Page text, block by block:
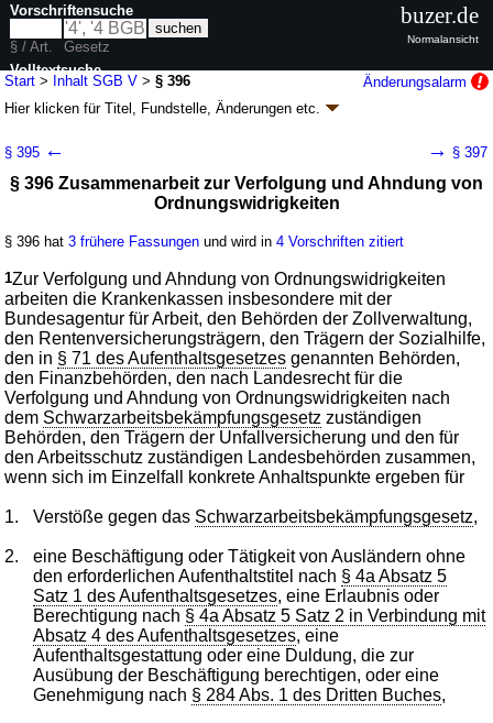
Start > Inhalt SGB V >§ 396
Änderungsalarm
Hier klicken fürTitel, Fundstelle, Änderungen etc.
(V) - Gesetzliche Krankenversicherung - (SGB
V)
Artikel 1G. v. 24.07.2026BGBl. 2026 I Nr. 228
Geltung ab 01.01.1989; FNA: 860-5Sozialgesetzbuch
401 weitere Fassungen | Drucksachen / Entwurf / Begründung |
wird in 2003 Vorschriften zitiert
Dreizehntes Kapitel Straf- und Bußgeldvorschriften
§ 395 ← → § 397
§ 396 Zusammenarbeit zur Verfolgung und Ahndung von
Ordnungswidrigkeiten
§ 396 hat3 frühere Fassungen und wird in4 Vorschriften zitiert
1Zur Verfolgung und Ahndung von Ordnungswidrigkeiten
arbeiten die Krankenkassen insbesondere mit der
Bundesagentur für Arbeit, den Behörden der Zollverwaltung,
den Rentenversicherungsträgern, den Trägern der Sozialhilfe,
den in § 71 des Aufenthaltsgesetzes genannten Behörden,
den Finanzbehörden, den nach Landesrecht für die
Verfolgung und Ahndung von Ordnungswidrigkeiten nach
dem Schwarzarbeitsbekämpfungsgesetz zuständigen
Behörden, den Trägern der Unfallversicherung und den für
den Arbeitsschutz zuständigen Landesbehörden zusammen,
wenn sich im Einzelfall konkrete Anhaltspunkte ergeben für
1. Verstöße gegen das Schwarzarbeitsbekämpfungsgesetz,
2.
eine Beschäftigung oder Tätigkeit von Ausländern ohne
den erforderlichen Aufenthaltstitel nach § 4a Absatz 5
Satz 1 des Aufenthaltsgesetzes, eine Erlaubnis oder
Berechtigung nach § 4a Absatz 5 Satz 2 in Verbindung mit
Absatz 4 des Aufenthaltsgesetzes, eine
Aufenthaltsgestattung oder eine Duldung, die zur
Ausübung der Beschäftigung berechtigen, oder eine
Genehmigung nach § 284 Abs. 1 des Dritten Buches,
Vorschriftensuche
§ / Art.
Gesetz
Volltextsuche
nur in SGB V
buzer.de
Normalansicht